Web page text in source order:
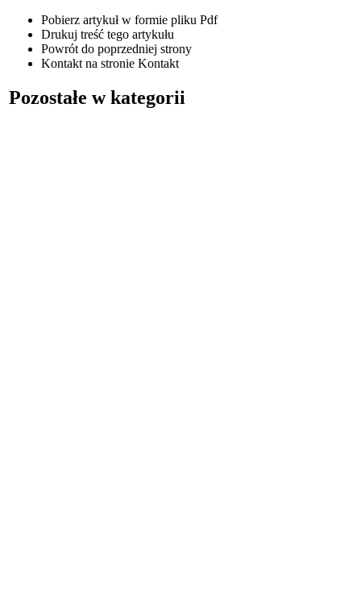
Pobierz artykuł w formie pliku Pdf
Drukuj treść tego artykułu
Powrót do poprzedniej strony
Kontakt na stronie Kontakt
Pozostałe w kategorii